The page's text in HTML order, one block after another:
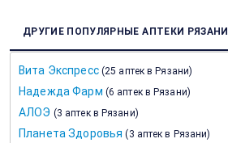
ДРУГИЕ ПОПУЛЯРНЫЕ АПТЕКИ РЯЗАНИ
Вита Экспресс (25 аптек в Рязани)
Надежда Фарм (6 аптек в Рязани)
АЛОЭ (3 аптек в Рязани)
Планета Здоровья ( 3 аптек в Рязани)